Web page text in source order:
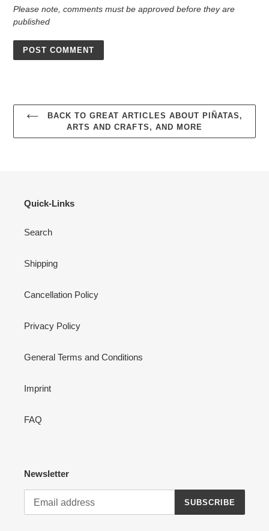
Please note, comments must be approved before they are
published
BACK TO GREAT ARTICLES ABOUT PIÑATAS,
ARTS AND CRAFTS, AND MORE
Quick-Links
Search
Shipping
Cancellation Policy
Privacy Policy
General Terms and Conditions
Imprint
FAQ
Newsletter
SUBSCRIBE